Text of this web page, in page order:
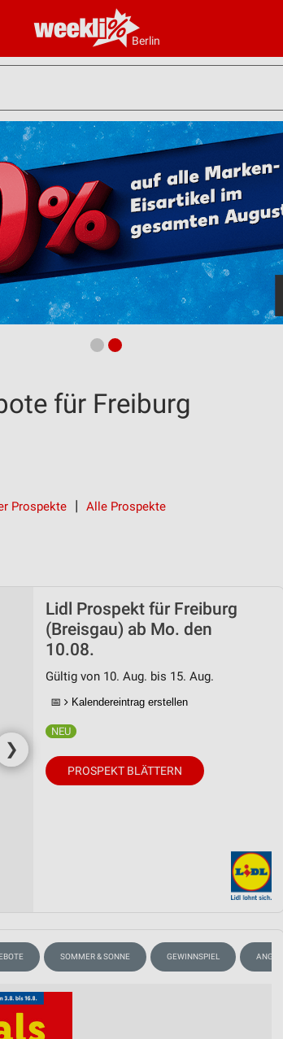
Berlin
für Freiburg
Prospekte Alle Prospekte
❯
Lidl Prospekt für Freiburg
(Breisgau) ab Mo. den
10.08.
Gültig von 10. Aug. bis 15. Aug.
📅 Kalendereintrag erstellen
PROSPEKT BLÄTTERN
SOMMER & SONNE GEWINNSPIEL